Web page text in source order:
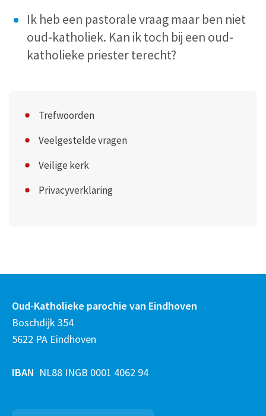
Ik heb een pastorale vraag maar ben niet
oud-katholiek. Kan ik toch bij een oud-
katholieke priester terecht?
Trefwoorden
Veelgestelde vragen
Veilige kerk
Privacyverklaring
Oud-Katholieke parochie van Eindhoven
Boschdijk 354
5622 PA Eindhoven
IBAN NL88 INGB 0001 4062 94